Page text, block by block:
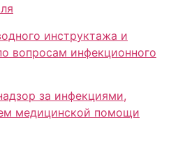
инструктажа и
вопросам инфекционного
за инфекциями,
медицинской помощи